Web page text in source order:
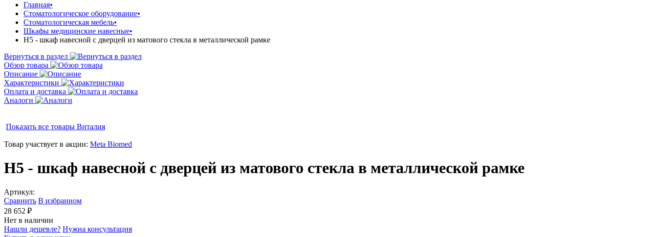
Главная•
Стоматологическое оборудование•
Стоматологическая мебель•
Шкафы медицинские навесные•
Н5 - шкаф навесной с дверцей из матового стекла в металлической рамке
Вернуться в раздел
Обзор товара
Описание
Характеристики
Оплата и доставка
Аналоги
Показать все товары Виталия
Товар участвует в акции: Meta Biomed
Н5 - шкаф навесной с дверцей из матового стекла в металлической рамке
Артикул:
Сравнить В избранном
28 652 ₽
Нет в наличии
Нашли дешевле? Нужна консультация